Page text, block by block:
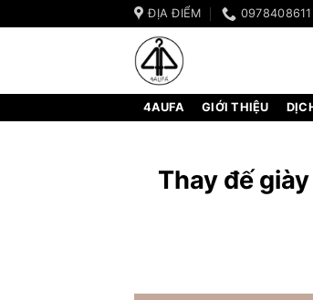
qua
ĐỊA ĐIỂM 0978408611
4AUFA GIỚI THIỆU
Thay đế